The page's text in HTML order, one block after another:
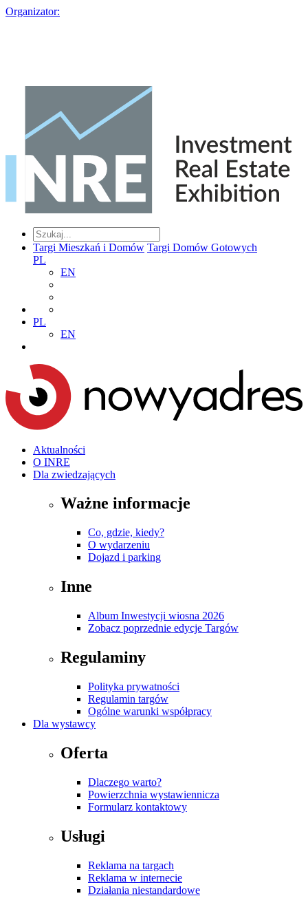
Organizator:
Targi Mieszkań i Domów Targi Domów Gotowych
PL
EN
PL
EN
Aktualności
O INRE
Dla zwiedzających
Ważne informacje
Co, gdzie, kiedy?
O wydarzeniu
Dojazd i parking
Inne
Album Inwestycji wiosna 2026
Zobacz poprzednie edycje Targów
Regulaminy
Polityka prywatności
Regulamin targów
Ogólne warunki współpracy
Dla wystawcy
Oferta
Dlaczego warto?
Powierzchnia wystawiennicza
Formularz kontaktowy
Usługi
Reklama na targach
Reklama w internecie
Działania niestandardowe